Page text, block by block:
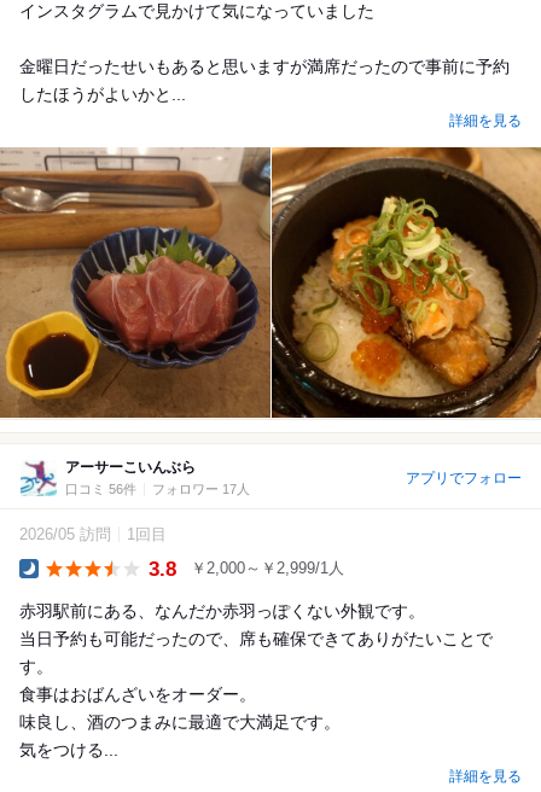
インスタグラムで見かけて気になっていました
金曜日だったせいもあると思いますが満席だったので事前に予約
したほうがよいかと...
詳細を見る
アーサーこいんぶら
口コミ 56件 フォロワー 17人
アプリでフォロー
2026/05 訪問 1回目
3.8 ￥2,000～￥2,999/1人
赤羽駅前にある、なんだか赤羽っぽくない外観です。
当日予約も可能だったので、席も確保できてありがたいことで
す。
食事はおばんざいをオーダー。
味良し、酒のつまみに最適で大満足です。
気をつける...
詳細を見る